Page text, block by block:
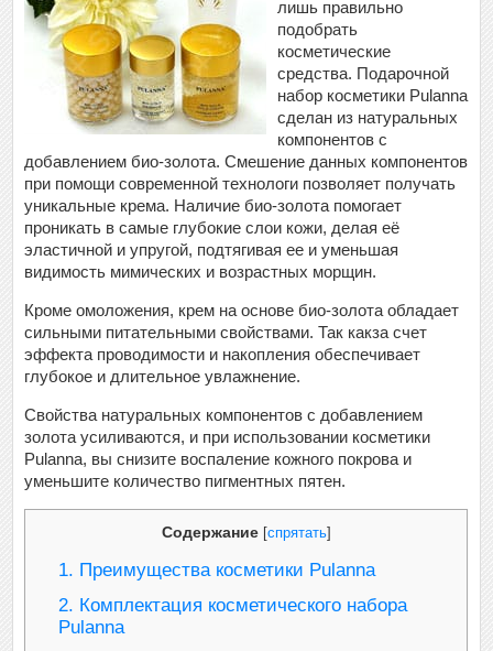
лишь правильно
подобрать
косметические
средства. Подарочной
набор косметики Pulanna
сделан из натуральных
компонентов с
добавлением био-золота. Смешение данных компонентов
при помощи современной технологи позволяет получать
уникальные крема. Наличие био-золота помогает
проникать в самые глубокие слои кожи, делая её
эластичной и упругой, подтягивая ее и уменьшая
видимость мимических и возрастных морщин.
Кроме омоложения, крем на основе био-золота обладает
сильными питательными свойствами. Так какза счет
эффекта проводимости и накопления обеспечивает
глубокое и длительное увлажнение.
Свойства натуральных компонентов с добавлением
золота усиливаются, и при использовании косметики
Pulanna, вы снизите воспаление кожного покрова и
уменьшите количество пигментных пятен.
Содержание [спрятать]
1. Преимущества косметики Pulanna
2. Комплектация косметического набора
Pulanna